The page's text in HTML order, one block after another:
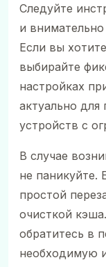
Следуйте
и
Если вы
выбирайте
настройках
актуально для
устройств с
В случае
не
простой
очисткой
обратитесь в
необходимую